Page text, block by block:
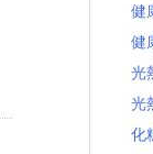
健
健
光
光
化